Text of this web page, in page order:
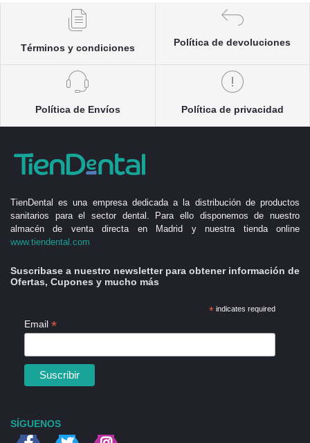
Términos y condiciones
Política de devoluciones
Política de Envíos Política de privacidad
TienDental es una empresa dedicada a la distribución de productos
sanitarios para el sector dental. Para ello disponemos de nuestro
almacén de venta directa en Madrid y nuestra tienda online
www.tiendental.com
Suscribase a nuestro newsletter para obtener información de
Ofertas, Cupones y mucho más
*indicates required
Email *
SÍGUENOS